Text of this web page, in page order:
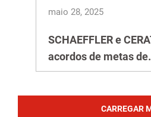
maio 28, 2025
SCHAEFFLER e
acordos de metas de
sustentabilidade
CARREGAR